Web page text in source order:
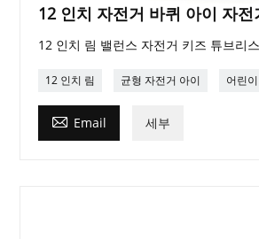
12 인치 자전거 바퀴 아이 자전
12 인치 림 밸런스 자전거 키즈 튜브리
12 인치 림 균형 자전거 아이 어린
 Email 세부